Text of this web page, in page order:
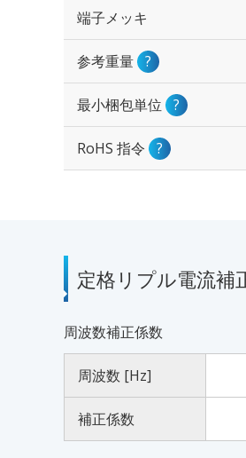
端子メッキ
参考重量 ?
最小梱包単位 ?
RoHS 指令 ?
定格リプル電流補
周波数補正係数
周波数 [Hz]
補正係数